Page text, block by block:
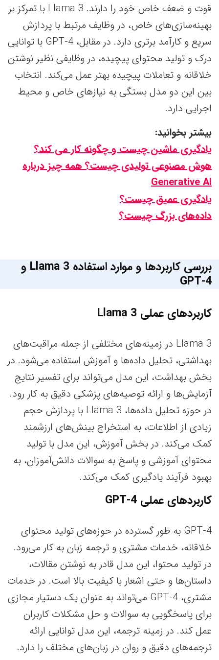
قوت و ضعف خاص خود را دارند. Llama 3 با تمرکز بر
بهینه‌سازی‌های خاص، در وظایف مرتبط با پردازش
سریع و کارآمد برتری دارد. در مقابل، GPT-4 با توانایی
درک و تولید محتوای پیچیده، در وظایفی نظیر نوشتن
خلاقانه و تعاملات پیچیده بهتر عمل می‌کند. انتخاب
بین این دو مدل بستگی به نیازهای خاص و محیط
اجرایی دارد.
بیشتر بخوانید:
یادگیری ماشین چیست و چگونه کار می کند؟
هوش مصنوعی تولیدی چیست؟ همه چیز درباره
Generative AI
یادگیری عمیق چیست؟
داده‌های بزرگ چیست؟
بررسی کاربردها و موارد استفاده Llama 3 و
GPT-4
کاربردهای عملی Llama 3
Llama 3 در زمینه‌های مختلفی از جمله مراقبت‌های
بهداشتی، تحلیل داده‌ها و آموزش استفاده می‌شود. در
بخش بهداشت، این مدل می‌تواند برای تفسیر نتایج
آزمایش‌ها و ارائه توصیه‌های پزشکی دقیق به کار رود.
در حوزه تحلیل داده‌ها، Llama 3 با پردازش حجم
زیادی از اطلاعات، به استخراج بینش‌های ارزشمند
کمک می‌کند. در بخش آموزش، این مدل با تولید
محتوای آموزشی و پاسخ به سوالات دانش‌آموزان، به
بهبود فرآیند یادگیری کمک می‌کند.
کاربردهای عملی GPT-4
GPT-4 به طور گسترده در حوزه‌های تولید محتوای
خلاقانه، خدمات مشتری و ترجمه زبان به کار می‌رود.
در تولید محتوا، این مدل قادر به نوشتن مقالات،
داستان‌ها و حتی اشعار با کیفیت بالا است. در خدمات
مشتری، GPT-4 می‌تواند به عنوان یک دستیار مجازی
برای پاسخگویی به سوالات و حل مشکلات کاربران
عمل کند. در زمینه ترجمه، این مدل توانایی ارائه
ترجمه‌های دقیق و روان در زبان‌های مختلف را دارد.